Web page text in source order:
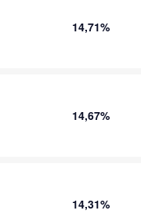
14,71%
14,67%
14,31%